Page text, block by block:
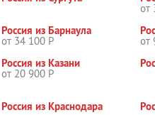
от
Россия из Барнаула
от 34 100 Р от
Россия из Казани
от 20 900 Р
Россия из Краснодара